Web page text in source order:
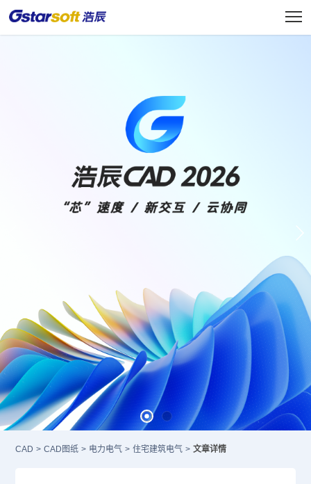
CAD > CAD图纸 > 电力电气 > 住宅建筑电气 > 文章详情